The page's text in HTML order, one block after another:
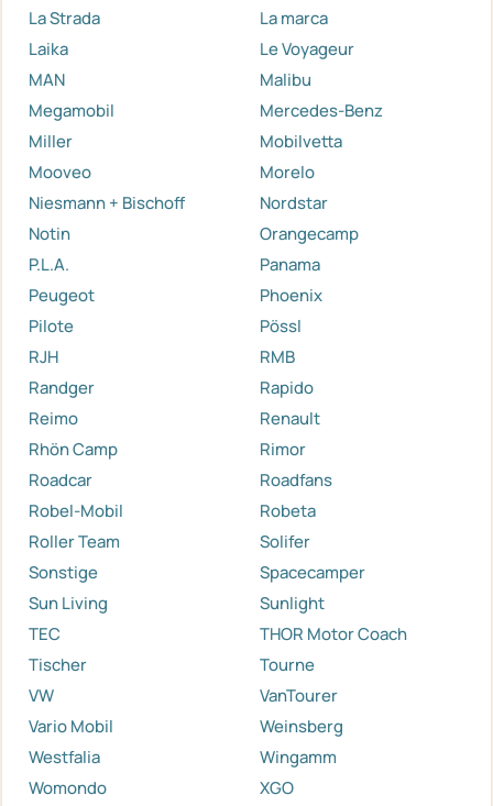
La Strada
La marca
Laika
Le Voyageur
MAN
Malibu
Megamobil
Mercedes-Benz
Miller
Mobilvetta
Mooveo
Morelo
Niesmann + Bischoff
Nordstar
Notin
Orangecamp
P.L.A.
Panama
Peugeot
Phoenix
Pilote
Pössl
RJH
RMB
Randger
Rapido
Reimo
Renault
Rhön Camp
Rimor
Roadcar
Roadfans
Robel-Mobil
Robeta
Roller Team
Solifer
Sonstige
Spacecamper
Sun Living
Sunlight
TEC
THOR Motor Coach
Tischer
Tourne
VW
VanTourer
Vario Mobil
Weinsberg
Westfalia
Wingamm
Womondo
XGO